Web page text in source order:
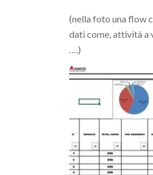
(nella foto una flow
dati come, attività a
….)